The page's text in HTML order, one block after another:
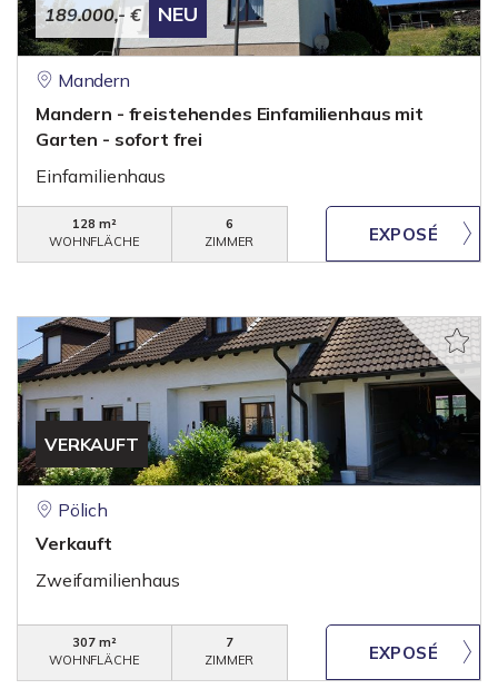
189.000,- € NEU
Mandern
Mandern - freistehendes Einfamilienhaus mit
Garten - sofort frei
Einfamilienhaus
128 m²
WOHNFLÄCHE
6
ZIMMER
VERKAUFT
Pölich
Verkauft
Zweifamilienhaus
307 m²
WOHNFLÄCHE
7
ZIMMER